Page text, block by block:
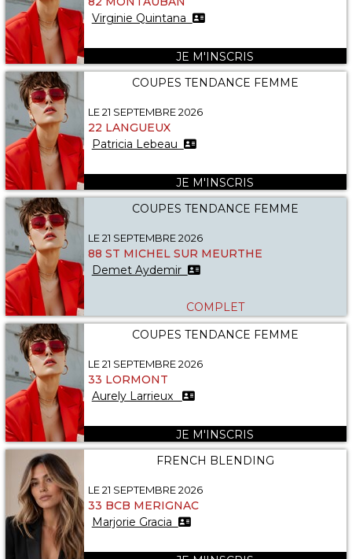
Virginie Quintana
JE M'INSCRIS
COUPES TENDANCE FEMME
LE 21 SEPTEMBRE 2026
22 LANGUEUX
Patricia Lebeau
JE M'INSCRIS
COUPES TENDANCE FEMME
LE 21 SEPTEMBRE 2026
88 ST MICHEL SUR MEURTHE
Demet Aydemir
COMPLET
COUPES TENDANCE FEMME
LE 21 SEPTEMBRE 2026
33 LORMONT
Aurely Larrieux
JE M'INSCRIS
FRENCH BLENDING
LE 21 SEPTEMBRE 2026
33 BCB MERIGNAC
Marjorie Gracia